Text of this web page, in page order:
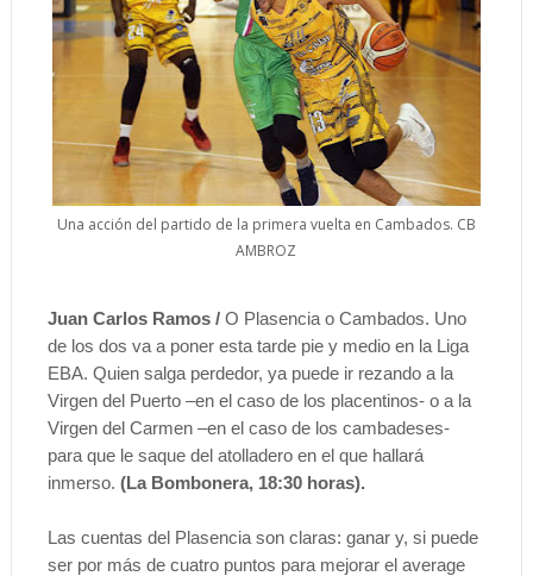
Una acción del partido de la primera vuelta en Cambados. CB
AMBROZ
Juan Carlos Ramos / O Plasencia o Cambados. Uno
de los dos va a poner esta tarde pie y medio en la Liga
EBA. Quien salga perdedor, ya puede ir rezando a la
Virgen del Puerto –en el caso de los placentinos- o a la
Virgen del Carmen –en el caso de los cambadeses-
para que le saque del atolladero en el que hallará
inmerso. (La Bombonera, 18:30 horas).
Las cuentas del Plasencia son claras: ganar y, si puede
ser por más de cuatro puntos para mejorar el average